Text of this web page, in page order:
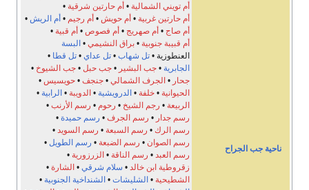
ناحية جب الجراح
أم تويني الشمالية • أم حارتين شرقية •
أم حارتين غربية • أم حويش • أم رجيم • أم الريش •
أم صاج • أم صهريج • أم فصوص • أم قبية •
أم قبيبة جنوبية •براق النشيمي • البسة
العنطوزية •تل شهاب •تل عداي •تل قطا •
الجابرية •جب البشير •جب حبل •جب الشيوخ •
جحار • الجرف الشمالي •جنجف •حويسيس •
الحيوانية •خلفة • الدرويشية • الدويبة • الرابية •
الربيعة • رجم الشيخ • رحوم • رسم الأرنب •
رسم جدار • رسم الجرف • رسم حميدة •
رسم الرك • رسم السبعة • رسم السويد •
رسم الصوان • رسم الضبعة • رسم الطويل •
رسم العبد • رسم الناقة • الزرزورية •
زقروطية ابن خالد • سلام شرقي • الشارة •
الشطيحية • الشليشات • الشنداخية الجنوبية •